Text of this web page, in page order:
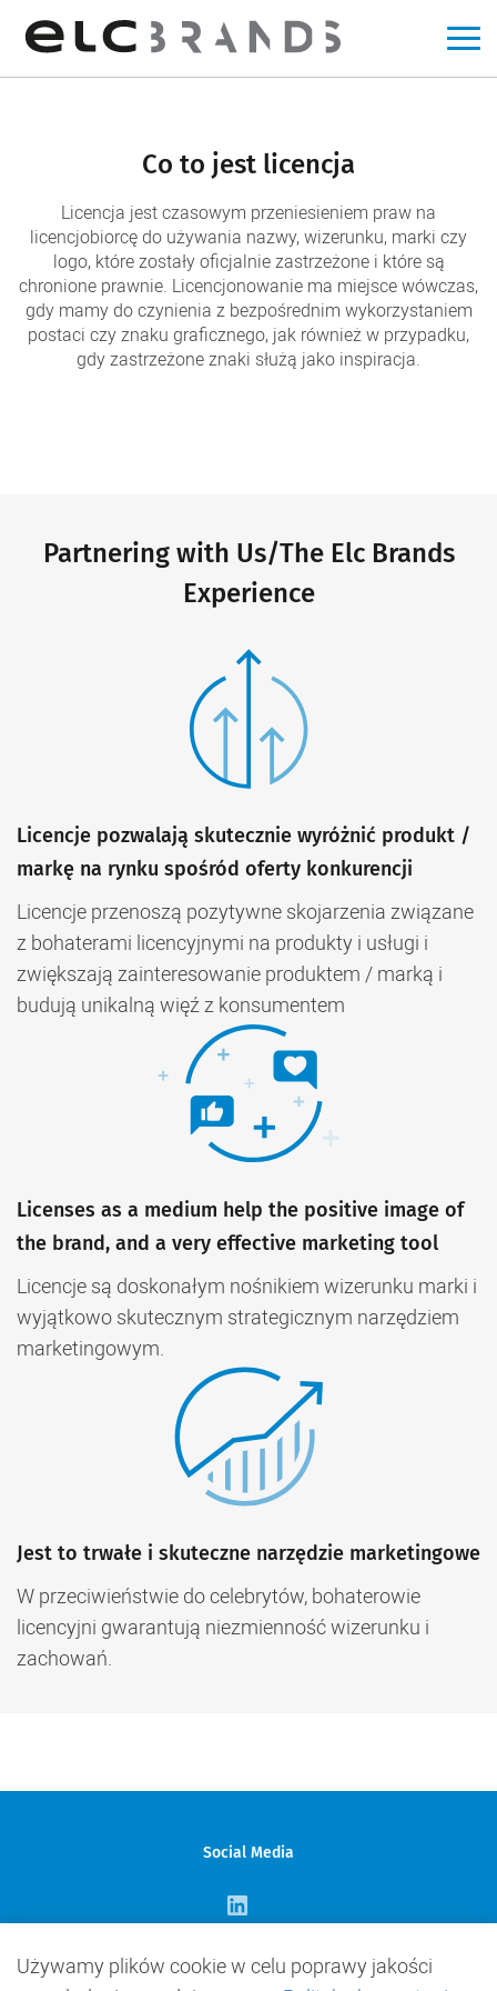
Co to jest licencja
Licencja jest czasowym przeniesieniem praw na
licencjobiorcę do używania nazwy, wizerunku, marki czy
logo, które zostały oficjalnie zastrzeżone i które są
chronione prawnie. Licencjonowanie ma miejsce wówczas,
gdy mamy do czynienia z bezpośrednim wykorzystaniem
postaci czy znaku graficznego, jak również w przypadku,
gdy zastrzeżone znaki służą jako inspiracja.
Partnering with Us/The Elc Brands
Experience
Licencje pozwalają skutecznie wyróżnić produkt /
markę na rynku spośród oferty konkurencji
Licencje przenoszą pozytywne skojarzenia związane
z bohaterami licencyjnymi na produkty i usługi i
zwiększają zainteresowanie produktem / marką i
budują unikalną więź z konsumentem
Licenses as a medium help the positive image of
the brand, and a very effective marketing tool
Licencje są doskonałym nośnikiem wizerunku marki i
wyjątkowo skutecznym strategicznym narzędziem
marketingowym.
Jest to trwałe i skuteczne narzędzie marketingowe
W przeciwieństwie do celebrytów, bohaterowie
licencyjni gwarantują niezmienność wizerunku i
zachowań.
Używamy plików cookie w celu poprawy jakości
Social Media
Skontaktuj się z nami